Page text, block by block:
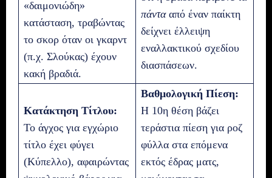
«δαιμονιώδη»
κατάσταση, τραβώντας
το σκορ όταν οι γκαρντ
(π.χ. Σλούκας) έχουν
κακή βραδιά.
πάντααπό έναν παίκτη
δείχνει έλλειψη
εναλλακτικού σχεδίου
διασπάσεων.
Κατάκτηση Τίτλου:
Το άγχος για εγχώριο
τίτλο έχει φύγει
(Κύπελλο), αφαιρώντας
Βαθμολογική Πίεση:
Η 10η θέση βάζει
τεράστια πίεση για ροζ
φύλλα στα επόμενα
εκτός έδρας ματς,